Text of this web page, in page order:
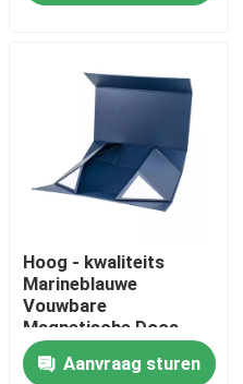
Hoog - kwaliteits
Marineblauwe
Vouwbare
Magnetische Doos
met Zilveren Logo
StampedAanvraag sturen